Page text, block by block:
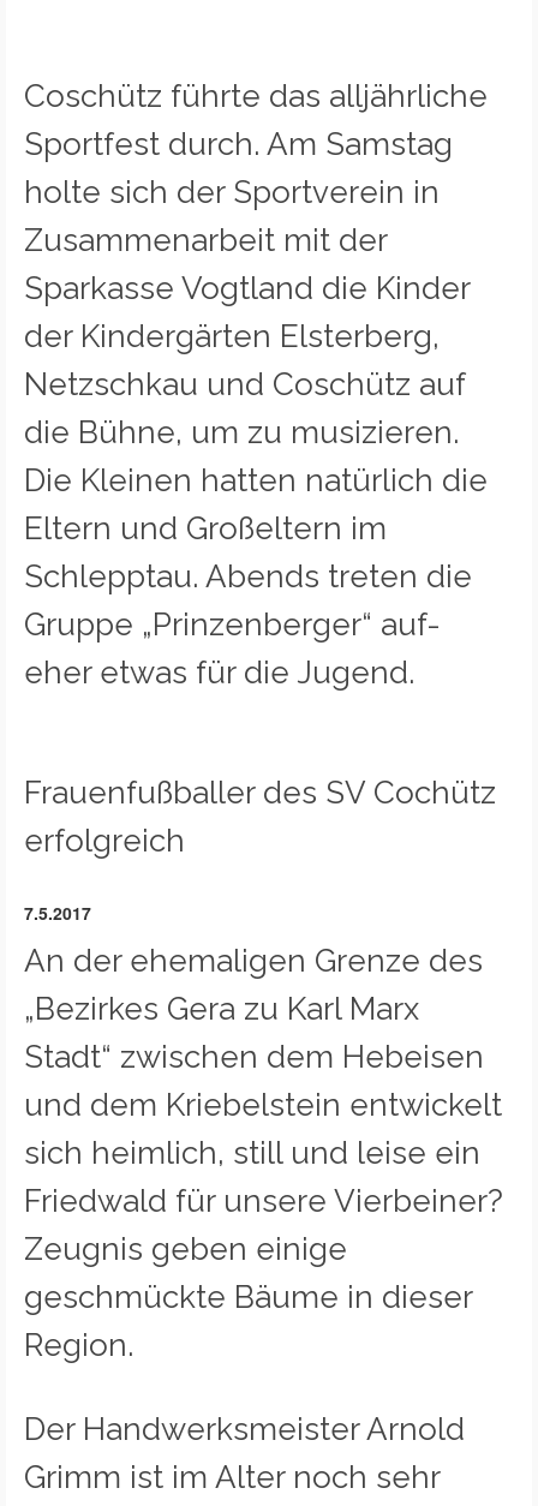
Coschütz führte das alljährliche
Sportfest durch. Am Samstag
holte sich der Sportverein in
Zusammenarbeit mit der
Sparkasse Vogtland die Kinder
der Kindergärten Elsterberg,
Netzschkau und Coschütz auf
die Bühne, um zu musizieren.
Die Kleinen hatten natürlich die
Eltern und Großeltern im
Schlepptau. Abends treten die
Gruppe „Prinzenberger“ auf-
eher etwas für die Jugend.
Frauenfußballer des SV Cochütz
erfolgreich
7.5.2017
An der ehemaligen Grenze des
„Bezirkes Gera zu Karl Marx
Stadt“ zwischen dem Hebeisen
und dem Kriebelstein entwickelt
sich heimlich, still und leise ein
Friedwald für unsere Vierbeiner?
Zeugnis geben einige
geschmückte Bäume in dieser
Region.
Der Handwerksmeister Arnold
Grimm ist im Alter noch sehr